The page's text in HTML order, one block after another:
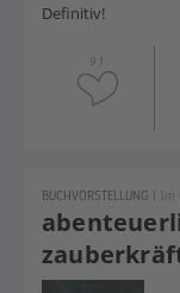
Definitiv!
91
BUCHVORSTELLUNG | Im